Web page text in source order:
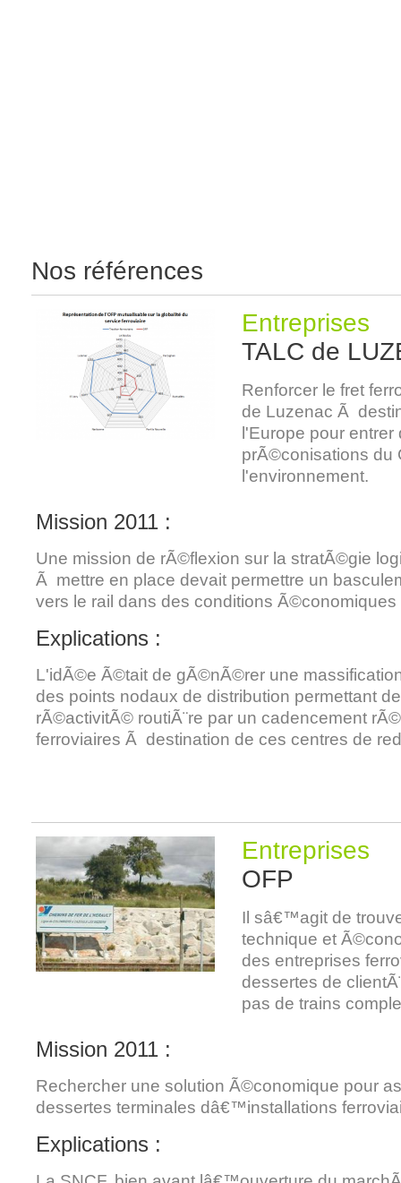
Nos références
Entreprises
TALC de
Renforcer le fret
de Luzenac Ã
l'Europe pour
prÃ©conisations du
l'environnement.
Mission 2011 :
Une mission de rÃ©flexion sur la stratÃ©gie
Ã mettre en place devait permettre un
vers le rail dans des conditions
Explications :
L'idÃ©e Ã©tait de gÃ©nÃ©rer une
des points nodaux de distribution permettant
rÃ©activitÃ© routiÃ¨re par un cadencement
ferroviaires Ã destination de ces centres de
Entreprises
OFP
Il sâ€™agit de
technique et
des entreprises
dessertes de
pas de trains
Mission 2011 :
Rechercher une solution Ã©conomique pour
dessertes terminales dâ€™installations
Explications :